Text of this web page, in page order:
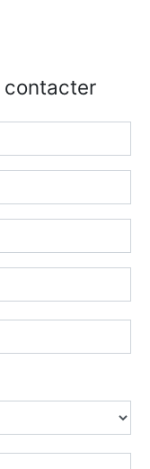
contacter